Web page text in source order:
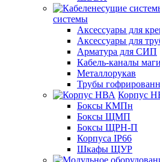
системы
Аксессуары для
Аксессуары для
Арматура для СИП
Кабель-каналы
Металлорукав
Трубы
Корпус
Боксы КМПн
Боксы ЩМП
Боксы ЩРН-П
Корпуса IP66
Шкафы ЩУР